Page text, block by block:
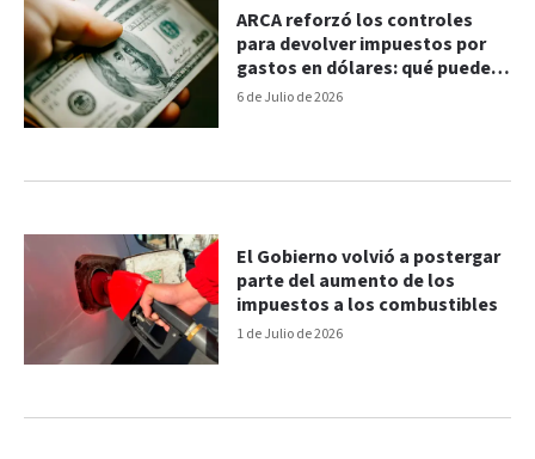
6 de Julio de 2026
ARCA reforzó los controles
para devolver impuestos por
gastos en dólares: qué pueden
pedirte
1 de Julio de 2026
El Gobierno volvió a postergar
parte del aumento de los
impuestos a los combustibles